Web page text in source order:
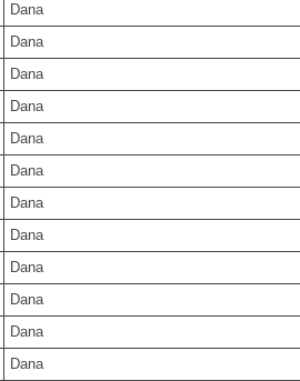
Dana
Dana
Dana
Dana
Dana
Dana
Dana
Dana
Dana
Dana
Dana
Dana